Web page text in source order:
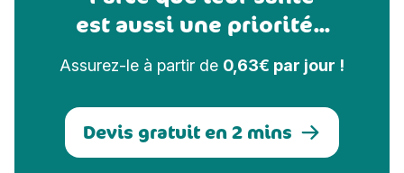
est aussi une priorité...
Assurez-le à partir de 0,63€ par jour !
Devis gratuit en 2 mins